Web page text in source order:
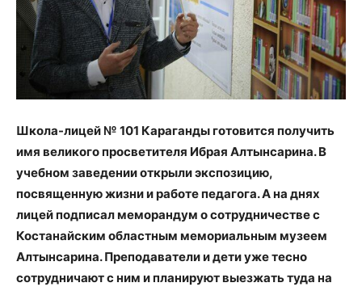
Школа-лицей № 101 Караганды готовится получить
имя великого просветителя Ибрая Алтынсарина. В
учебном заведении открыли экспозицию,
посвященную жизни и работе педагога. А на днях
лицей подписал меморандум о сотрудничестве с
Костанайским областным мемориальным музеем
Алтынсарина. Преподаватели и дети уже тесно
сотрудничают с ним и планируют выезжать туда на